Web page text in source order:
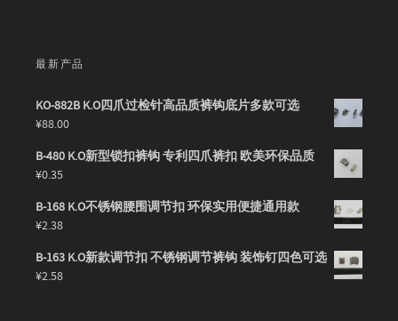
最新产品
KO-882B K.O四爪过检针高品质裤钩底片多款可选
¥88.00
B-480 K.O新型锁扣裤钩 专利四爪裤扣 欧美环保品质
¥0.35
B-168 K.O不锈钢腰围调节扣 环保实用便捷通用款
¥2.38
B-163 K.O新款调节扣 不锈钢调节裤钩 装饰钉四色可选
¥2.58